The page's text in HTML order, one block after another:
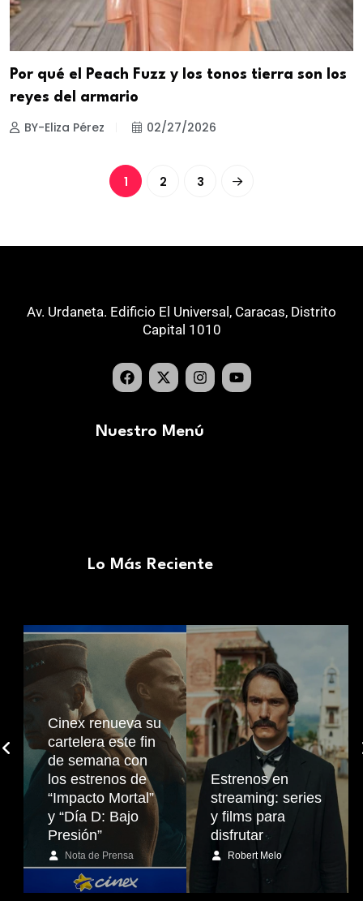
Por qué el Peach Fuzz y los tonos tierra son los
reyes del armario
BY-Eliza Pérez 02/27/2026
1 2 3
Av. Urdaneta. Edificio El Universal, Caracas, Distrito
Capital 1010
Nuestro Menú
Lo Más Reciente
Cinex renueva su
cartelera este fin
de semana con
los estrenos de
“Impacto Mortal”
y “Día D: Bajo
Presión”
Nota de Prensa
Estrenos en
streaming: series
y films para
disfrutar
Robert Melo